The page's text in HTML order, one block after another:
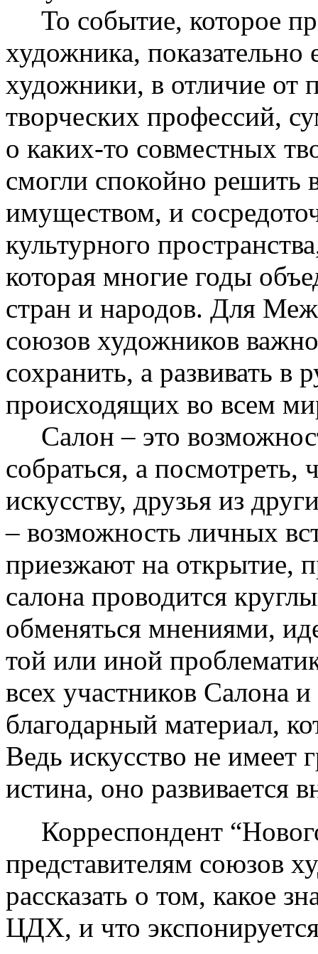
То событие, которое
художника,
художники, в отличие от
творческих профессий,
о каких-то совместных
смогли спокойно решить
имуществом, и
культурного
которая многие годы
стран и народов. Для
союзов художников
сохранить, а развивать в
происходящих во всем
Салон – это
собраться, а
искусству, друзья из
– возможность личных
приезжают на открытие,
салона проводится
обменяться мнениями,
той или иной
всех участников Салона и
благодарный материал,
Ведь искусство не имеет
истина, оно развивается
Корреспондент
представителям союзов
рассказать о том, какое
ЦДХ, и что